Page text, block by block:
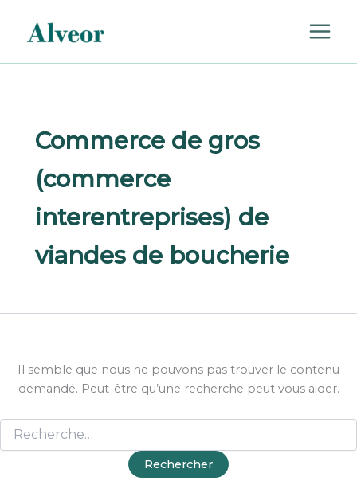
contenu
Commerce de gros
(commerce
interentreprises) de
viandes de boucherie
Il semble que nous ne pouvons pas trouver le contenu
demandé. Peut-être qu’une recherche peut vous aider.